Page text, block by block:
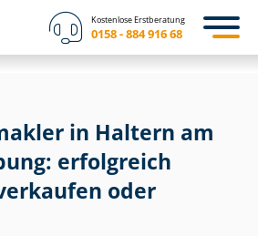
Kostenlose Erstberatung
0158 - 884 916 68
in Haltern am
erfolgreich
oder